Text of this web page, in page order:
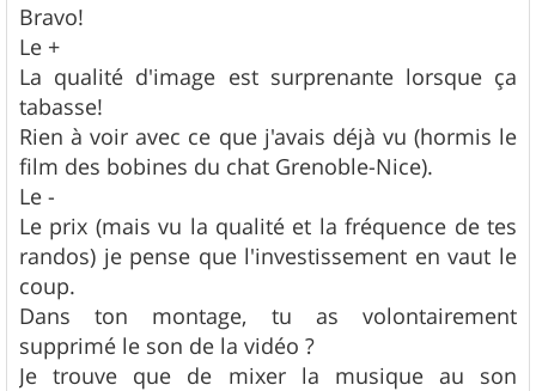
s
s
a
g
e
Bravo!
Le +
La qualité d'image est surprenante lorsque ça
tabasse!
Rien à voir avec ce que j'avais déjà vu (hormis le
film des bobines du chat Grenoble-Nice).
Le -
Le prix (mais vu la qualité et la fréquence de tes
randos) je pense que l'investissement en vaut le
coup.
Dans ton montage, tu as volontairement
supprimé le son de la vidéo ?
Je trouve que de mixer la musique au son